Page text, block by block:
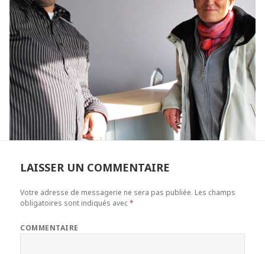
LAISSER UN COMMENTAIRE
Votre adresse de messagerie ne sera pas publiée. Les champs
obligatoires sont indiqués avec*
COMMENTAIRE